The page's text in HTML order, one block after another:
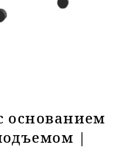
основанием
|